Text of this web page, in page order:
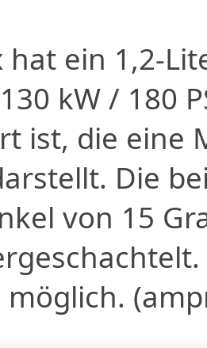
hat ein 1,2-
kW / 180
ist, die eine
Die
von 15
möglich.